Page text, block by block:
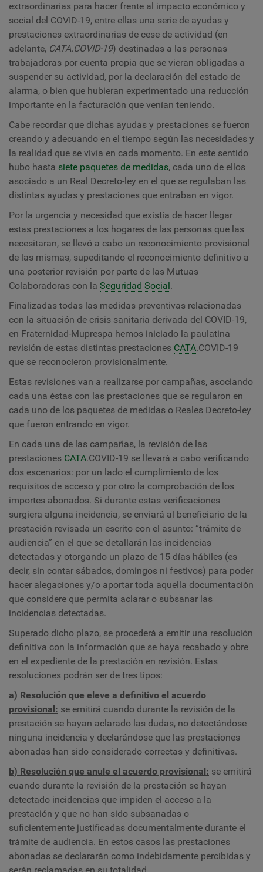
extraordinarias para hacer frente al impacto económico y
social del COVID-19, entre ellas una serie de ayudas y
prestaciones extraordinarias de cese de actividad (en
adelante, CATA.COVID-19) destinadas a las personas
trabajadoras por cuenta propia que se vieran obligadas a
suspender su actividad, por la declaración del estado de
alarma, o bien que hubieran experimentado una reducción
importante en la facturación que venían teniendo.
Cabe recordar que dichas ayudas y prestaciones se fueron
creando y adecuando en el tiempo según las necesidades y
la realidad que se vivía en cada momento. En este sentido
hubo hasta siete paquetes de medidas, cada uno de ellos
asociado a un Real Decreto-ley en el que se regulaban las
distintas ayudas y prestaciones que entraban en vigor.
Por la urgencia y necesidad que existía de hacer llegar
estas prestaciones a los hogares de las personas que las
necesitaran, se llevó a cabo un reconocimiento provisional
de las mismas, supeditando el reconocimiento definitivo a
una posterior revisión por parte de las Mutuas
Colaboradoras con la Seguridad Social.
Finalizadas todas las medidas preventivas relacionadas
con la situación de crisis sanitaria derivada del COVID-19,
en Fraternidad-Muprespa hemos iniciado la paulatina
revisión de estas distintas prestaciones CATA.COVID-19
que se reconocieron provisionalmente.
Estas revisiones van a realizarse por campañas, asociando
cada una éstas con las prestaciones que se regularon en
cada uno de los paquetes de medidas o Reales Decreto-ley
que fueron entrando en vigor.
En cada una de las campañas, la revisión de las
prestaciones CATA.COVID-19 se llevará a cabo verificando
dos escenarios: por un lado el cumplimiento de los
requisitos de acceso y por otro la comprobación de los
importes abonados. Si durante estas verificaciones
surgiera alguna incidencia, se enviará al beneficiario de la
prestación revisada un escrito con el asunto: “trámite de
audiencia” en el que se detallarán las incidencias
detectadas y otorgando un plazo de 15 días hábiles (es
decir, sin contar sábados, domingos ni festivos) para poder
hacer alegaciones y/o aportar toda aquella documentación
que considere que permita aclarar o subsanar las
incidencias detectadas.
Superado dicho plazo, se procederá a emitir una resolución
definitiva con la información que se haya recabado y obre
en el expediente de la prestación en revisión. Estas
resoluciones podrán ser de tres tipos:
a) Resolución que eleve a definitivo el acuerdo
provisional: se emitirá cuando durante la revisión de la
prestación se hayan aclarado las dudas, no detectándose
ninguna incidencia y declarándose que las prestaciones
abonadas han sido considerado correctas y definitivas.
b) Resolución que anule el acuerdo provisional: se emitirá
cuando durante la revisión de la prestación se hayan
detectado incidencias que impiden el acceso a la
prestación y que no han sido subsanadas o
suficientemente justificadas documentalmente durante el
trámite de audiencia. En estos casos las prestaciones
abonadas se declararán como indebidamente percibidas y